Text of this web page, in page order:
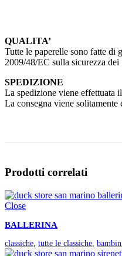
QUALITA’
Tutte le paperelle sono fatte di
2009/48/EC sulla sicurezza
SPEDIZIONE
La spedizione viene effettuata
La consegna viene solitamente
Prodotti correlati
Close
BALLERINA
classiche, tutte le classiche,